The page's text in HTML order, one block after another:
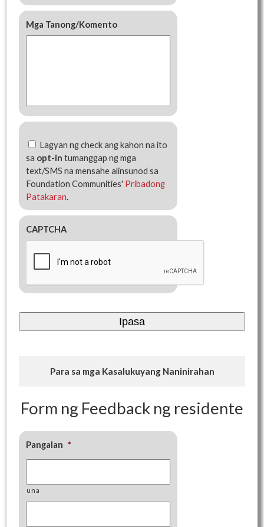
Mga Tanong/Komento
opt-
in
sa
text
messaging
Lagyan ng check ang kahon na ito
sa opt-in tumanggap ng mga
text/SMS na mensahe alinsunod sa
Foundation Communities' Pribadong
Patakaran.
CAPTCHA
Para sa mga Kasalukuyang Naninirahan
Form ng Feedback ng residente
Pangalan *
una